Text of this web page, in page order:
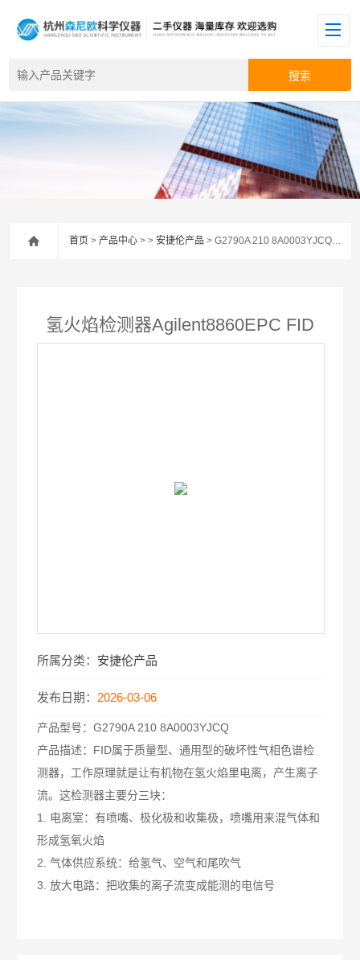
首页 >产品中心 > >安捷伦产品 > G2790A 210 8A0003YJCQ氢火焰检测器Agilent8860EPC FID
氢火焰检测器Agilent8860EPC FID
所属分类： 安捷伦产品
发布日期： 2026-03-06
产品型号：G2790A 210 8A0003YJCQ
产品描述： FID属于质量型、通用型的破坏性气相色谱检
测器，工作原理就是让有机物在氢火焰里电离，产生离子
流。这检测器主要分三块：
1. 电离室：有喷嘴、极化极和收集极，喷嘴用来混气体和
形成氢氧火焰
2. 气体供应系统：给氢气、空气和尾吹气
3. 放大电路：把收集的离子流变成能测的电信号